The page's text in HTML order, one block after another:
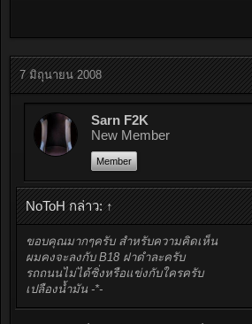
7 มิถุนายน 2008
Sarn F2K
New Member
Member
NoToH กล่าว: ↑
ขอบคุณมากๆครับ สำหรับความคิดเห็น
ผมคงจะลงกับ B18 ฝาดำละครับ
รถถนนไม่ได้ซิ่งหรือแข่งกับใครครับ
เปลืองน้ำมัน -*-